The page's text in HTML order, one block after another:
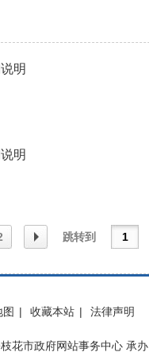
明
明
页
跳转到
图 | 收藏本站 | 法律声明
花市政府网站事务中心 承办